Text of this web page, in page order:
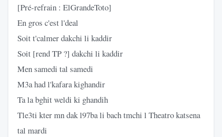
[Pré-refrain : ElGrandeToto]
En gros c'est l'deal
Soit t'calmer dakchi li kaddir
Soit [rend TP ?] dakchi li kaddir
Men samedi tal samedi
M3a had l'kafara kighandir
Ta la bghit weldi ki ghandih
Tle3ti kter mn dak l97ba li bach tmchi l Theatro katsena
tal mardi